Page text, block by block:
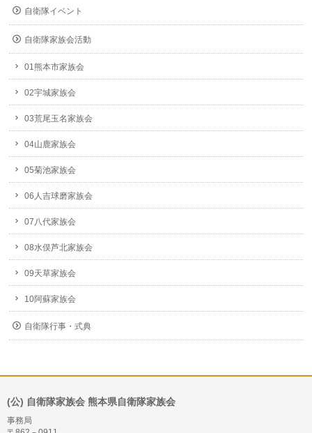
自衛隊イベント
自衛隊家族会活動
01熊本市家族会
02宇城家族会
03荒尾玉名家族会
04山鹿家族会
05菊池家族会
06人吉球磨家族会
07八代家族会
08水俣芦北家族会
09天草家族会
10阿蘇家族会
自衛隊行事・式典
(公) 自衛隊家族会 熊本県自衛隊家族会
事務局